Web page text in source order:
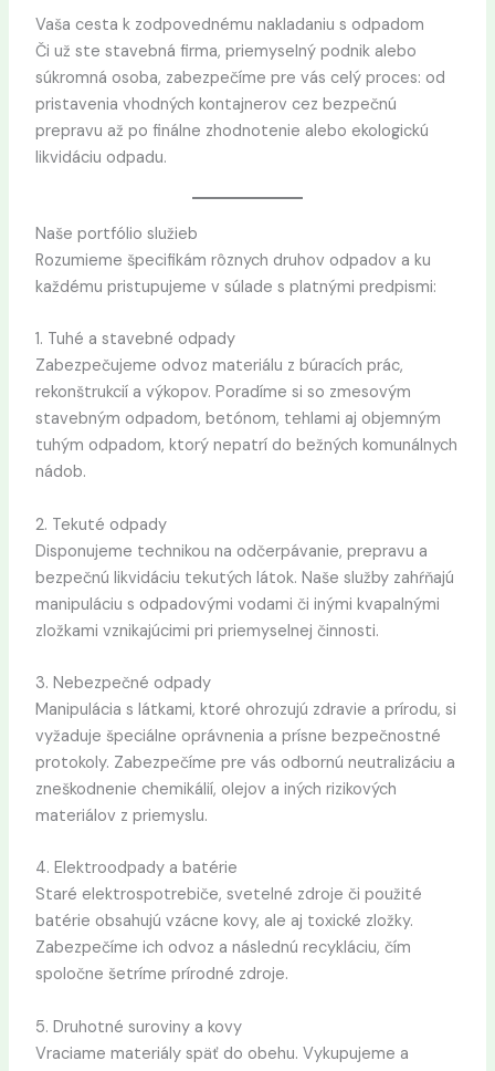
Vaša cesta k zodpovednému nakladaniu s odpadom
Či už ste stavebná firma, priemyselný podnik alebo
súkromná osoba, zabezpečíme pre vás celý proces: od
pristavenia vhodných kontajnerov cez bezpečnú
prepravu až po finálne zhodnotenie alebo ekologickú
likvidáciu odpadu.
Naše portfólio služieb
Rozumieme špecifikám rôznych druhov odpadov a ku
každému pristupujeme v súlade s platnými predpismi:
1. Tuhé a stavebné odpady
Zabezpečujeme odvoz materiálu z búracích prác,
rekonštrukcií a výkopov. Poradíme si so zmesovým
stavebným odpadom, betónom, tehlami aj objemným
tuhým odpadom, ktorý nepatrí do bežných komunálnych
nádob.
2. Tekuté odpady
Disponujeme technikou na odčerpávanie, prepravu a
bezpečnú likvidáciu tekutých látok. Naše služby zahŕňajú
manipuláciu s odpadovými vodami či inými kvapalnými
zložkami vznikajúcimi pri priemyselnej činnosti.
3. Nebezpečné odpady
Manipulácia s látkami, ktoré ohrozujú zdravie a prírodu, si
vyžaduje špeciálne oprávnenia a prísne bezpečnostné
protokoly. Zabezpečíme pre vás odbornú neutralizáciu a
zneškodnenie chemikálií, olejov a iných rizikových
materiálov z priemyslu.
4. Elektroodpady a batérie
Staré elektrospotrebiče, svetelné zdroje či použité
batérie obsahujú vzácne kovy, ale aj toxické zložky.
Zabezpečíme ich odvoz a následnú recykláciu, čím
spoločne šetríme prírodné zdroje.
5. Druhotné suroviny a kovy
Vraciame materiály späť do obehu. Vykupujeme a